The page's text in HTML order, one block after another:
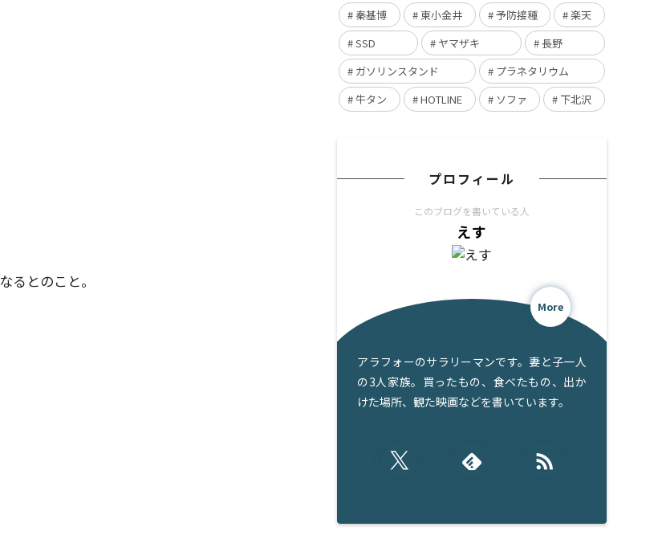
るとのこと。
秦基博
東小金井 予防接種
楽天
SSD
ヤマザキ
長野
ガソリンスタンド
プラネタリウム
牛タン
HOTLINE ソファ 下北沢
プロフィール
このブログを書いている人
えす
More
アラフォーのサラリーマンです。妻と子一人
の3人家族。買ったもの、食べたもの、出か
けた場所、観た映画などを書いています。